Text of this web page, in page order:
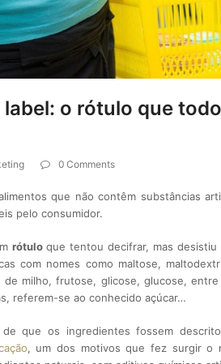
o rótulo que
0 Comments
que não contêm substâncias
pelo consumidor.
rótuloque tentou decifrar, mas
com nomes como maltose,
milho, frutose, glicose, glucose,
referem-se ao conhecido açúcar…
que os ingredientes fossem
, um dos motivos que fez surgir o